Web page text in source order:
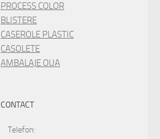
PROCESS COLOR
BLISTERE
CASEROLE PLASTIC
CASOLETE
AMBALAJE OUA
CONTACT
Telefon: